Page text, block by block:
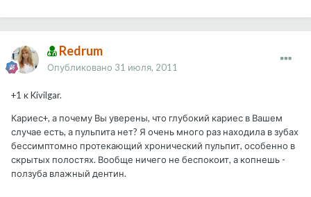
Redrum
Опубликовано 31 июля, 2011
+1 к Kivilgar.
Кариес+, а почему Вы уверены, что глубокий кариес в Вашем
случае есть, а пульпита нет? Я очень много раз находила в зубах
бессимптомно протекающий хронический пульпит, особенно в
скрытых полостях. Вообще ничего не беспокоит, а копнешь -
ползуба влажный дентин.